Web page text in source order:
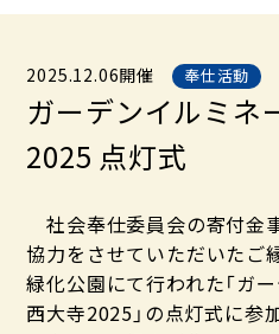
2025.12.06開催 奉仕活動
ガーデンイルミネ
2025 点灯式
社会奉仕委員会の寄付金
協力をさせていただいたご
緑化公園にて行われた「ガ
西大寺2025」の点灯式に参